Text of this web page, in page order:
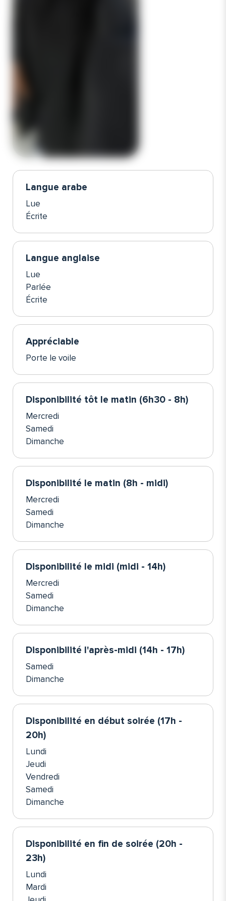
Langue arabe
Lue
Écrite
Langue anglaise
Lue
Parlée
Écrite
Appréciable
Porte le voile
Disponibilité tôt le matin (6h30 - 8h)
Mercredi
Samedi
Dimanche
Disponibilité le matin (8h - midi)
Mercredi
Samedi
Dimanche
Disponibilité le midi (midi - 14h)
Mercredi
Samedi
Dimanche
Disponibilité l'après-midi (14h - 17h)
Samedi
Dimanche
Disponibilité en début soirée (17h -
20h)
Lundi
Jeudi
Vendredi
Samedi
Dimanche
Disponibilité en fin de soirée (20h -
23h)
Lundi
Mardi